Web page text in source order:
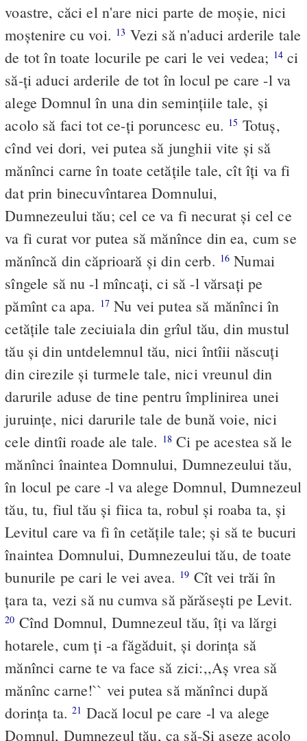
voastre, căci el n'are nici parte de moşie, nici
moştenire cu voi. 13 Vezi să n'aduci arderile tale
de tot în toate locurile pe cari le vei vedea; 14 ci
să-ţi aduci arderile de tot în locul pe care -l va
alege Domnul în una din seminţiile tale, şi
acolo să faci tot ce-ţi poruncesc eu. 15 Totuş,
cînd vei dori, vei putea să junghii vite şi să
mănînci carne în toate cetăţile tale, cît îţi va fi
dat prin binecuvîntarea Domnului,
Dumnezeului tău; cel ce va fi necurat şi cel ce
va fi curat vor putea să mănînce din ea, cum se
mănîncă din căprioară şi din cerb. 16 Numai
sîngele să nu -l mîncaţi, ci să -l vărsaţi pe
pămînt ca apa. 17Nu vei putea să mănînci în
cetăţile tale zeciuiala din grîul tău, din mustul
tău şi din untdelemnul tău, nici întîii născuţi
din cirezile şi turmele tale, nici vreunul din
darurile aduse de tine pentru împlinirea unei
juruinţe, nici darurile tale de bună voie, nici
cele dintîi roade ale tale. 18 Ci pe acestea să le
mănînci înaintea Domnului, Dumnezeului tău,
în locul pe care -l va alege Domnul, Dumnezeul
tău, tu, fiul tău şi fiica ta, robul şi roaba ta, şi
Levitul care va fi în cetăţile tale; şi să te bucuri
înaintea Domnului, Dumnezeului tău, de toate
bunurile pe cari le vei avea. 19 Cît vei trăi în
ţara ta, vezi să nu cumva să părăseşti pe Levit.
20 Cînd Domnul, Dumnezeul tău, îţi va lărgi
hotarele, cum ţi -a făgăduit, şi dorinţa să
mănînci carne te va face să zici:,,Aş vrea să
mănînc carne!`` vei putea să mănînci după
dorinţa ta.21 Dacă locul pe care -l va alege
Domnul, Dumnezeul tău, ca să-Şi aşeze acolo